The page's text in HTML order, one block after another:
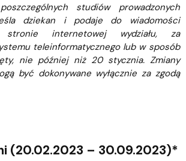
studiów prowadzonych
dziekan i podaje do wiadomości
internetowej wydziału, za
teleinformatycznego lub w sposób
nie później niż 20 stycznia. Zmiany
być dokonywane wyłącznie za zgodą
(20.02.2023 – 30.09.2023)*